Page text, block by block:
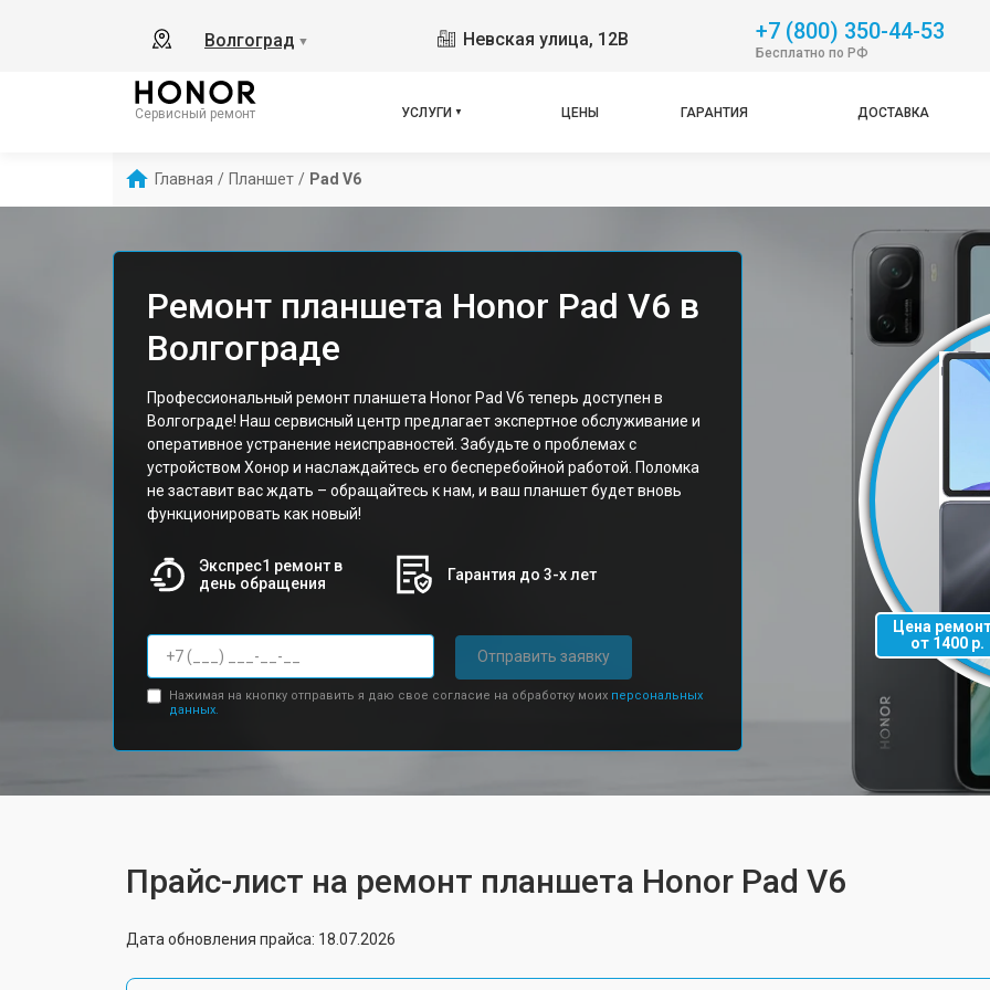
Волгоград ▼ Невская улица, 12В +7 (800) 350-44-53
Бесплатно по РФ
Сервисный ремонт УСЛУГИ ЦЕНЫ ГАРАНТИЯ ДОСТАВКА
Главная / Планшет / Pad V6
Ремонт планшета Honor Pad V6 в
Волгограде
Профессиональный ремонт планшета Honor Pad V6 теперь доступен в
Волгограде! Наш сервисный центр предлагает экспертное обслуживание и
оперативное устранение неисправностей. Забудьте о проблемах с
устройством Хонор и наслаждайтесь его бесперебойной работой. Поломка
не заставит вас ждать – обращайтесь к нам, и ваш планшет будет вновь
функционировать как новый!
Экспрес1 ремонт в
день обращения
Гарантия до 3-х лет
Отправить заявку
Нажимая на кнопку отправить я даю свое согласие на обработку моих персональных
данных.
Цена
от 1400 р.
Прайс-лист на ремонт планшета Honor Pad V6
Дата обновления прайса: 18.07.2026